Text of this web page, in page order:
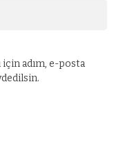
adım, e-posta